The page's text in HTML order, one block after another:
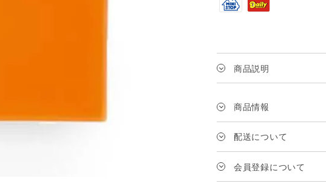
商品説明
商品情報
配送について
会員登録について